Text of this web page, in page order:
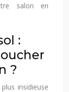
salon en
:
?
insidieuse